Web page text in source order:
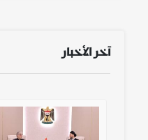
آخر الأخبار